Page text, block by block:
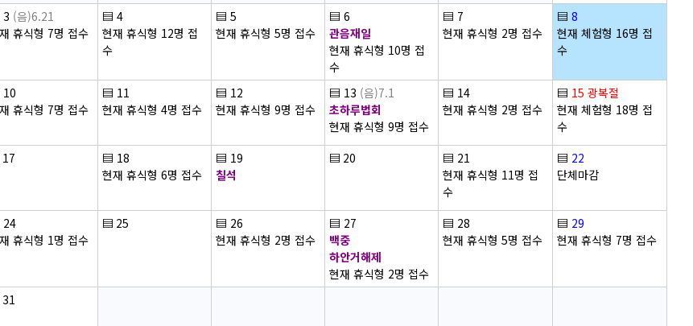
3 (음)6.21
휴식형 7명 접수
▤ 4
현재 휴식형 12명 접
수
▤ 5
현재 휴식형 5명 접수
▤ 6
관음재일
현재 휴식형 10명 접
수
▤ 7
현재 휴식형 2명 접수
▤ 8
현재 체험형 16명 접
수
10
휴식형 7명 접수
▤ 11
현재 휴식형 4명 접수
▤ 12
현재 휴식형 9명 접수
▤ 13 (음)7.1
초하루법회
현재 휴식형 9명 접수
▤ 14
현재 휴식형 2명 접수
▤ 15 광복절
현재 체험형 18명 접
수
17 ▤ 18
현재 휴식형 6명 접수
▤ 19
칠석
▤ 20 ▤ 21
현재 휴식형 11명 접
수
▤ 22
단체마감
24
휴식형 1명 접수
▤ 25 ▤ 26
현재 휴식형 2명 접수
▤ 27
백중
하안거해제
현재 휴식형 2명 접수
▤ 28
현재 휴식형 5명 접수
▤ 29
현재 휴식형 7명 접수
31